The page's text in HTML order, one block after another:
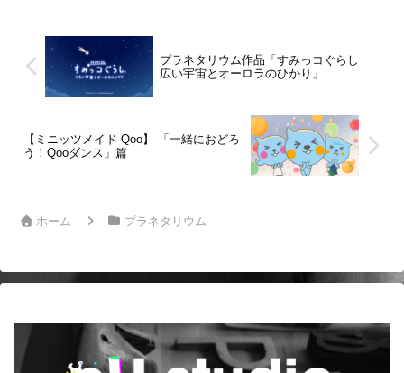
プラネタリウム作品「すみっコぐらし
広い宇宙とオーロラのひかり」
【ミニッツメイド Qoo】 「一緒におどろ
う！Qooダンス」篇
ホーム プラネタリウム